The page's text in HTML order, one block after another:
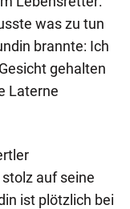
was zu tun
brannte: Ich
gehalten
Laterne
auf seine
ist plötzlich bei